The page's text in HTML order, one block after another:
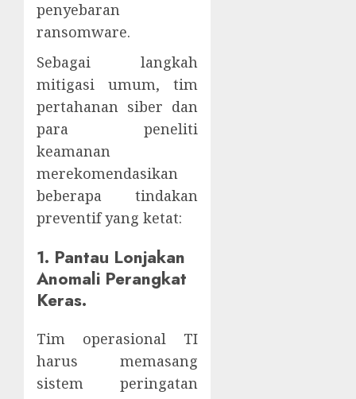
penyebaran
ransomware.
Sebagai langkah
mitigasi umum, tim
pertahanan siber dan
para peneliti
keamanan
merekomendasikan
beberapa tindakan
preventif yang ketat:
1. Pantau Lonjakan
Anomali Perangkat
Keras.
Tim operasional TI
harus memasang
sistem peringatan